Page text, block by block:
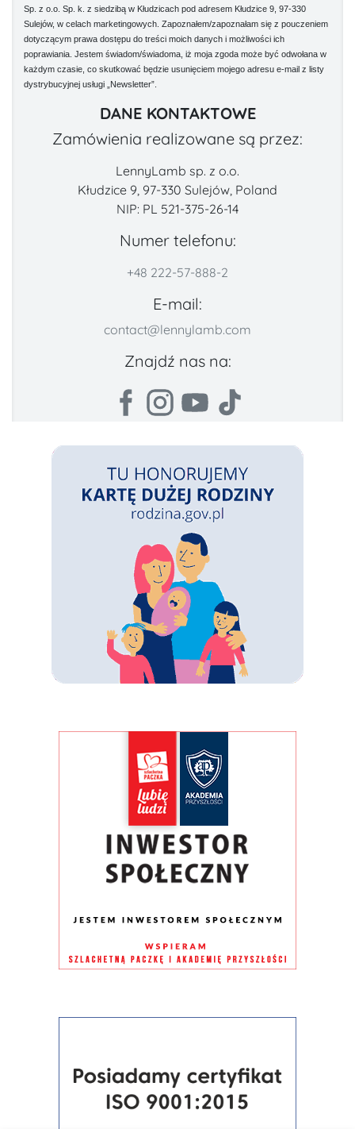
Sp. z o.o. Sp. k. z siedzibą w Kłudzicach pod adresem Kłudzice 9, 97-330
Sulejów, w celach marketingowych. Zapoznałem/zapoznałam się z pouczeniem
dotyczącym prawa dostępu do treści moich danych i możliwości ich
poprawiania. Jestem świadom/świadoma, iż moja zgoda może być odwołana w
każdym czasie, co skutkować będzie usunięciem mojego adresu e-mail z listy
dystrybucyjnej usługi „Newsletter”.
DANE KONTAKTOWE
Zamówienia realizowane są przez:
LennyLamb sp. z o.o.
Kłudzice 9, 97-330 Sulejów, Poland
NIP: PL 521-375-26-14
Numer telefonu:
+48 222-57-888-2
E-mail:
contact@lennylamb.com
Znajdź nas na: